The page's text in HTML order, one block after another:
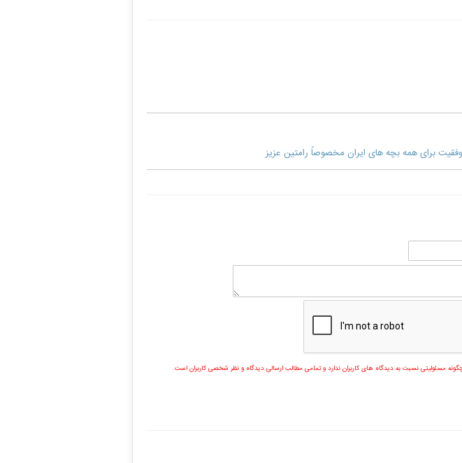
برای همه بچه های ایران مخصوصاً رامتین عزیز
مسئولیتی نسبت به دیدگاه های کاربران ندارد و تمامی مطالب ارسالی دیدگاه و نظر شخصی کاربران است.